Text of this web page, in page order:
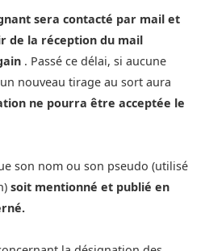
sera contacté par mail et
de la réception du mail
. Passé ce délai, si aucune
nouveau tirage au sort aura
ne pourra être acceptée le
son nom ou son pseudo (utilisé
soit mentionné et publié en